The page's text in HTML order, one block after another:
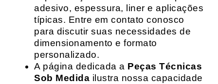
adesivo, espessura, liner e aplicações
típicas. Entre em contato conosco
para discutir suas necessidades de
dimensionamento e formato
personalizado.
A página dedicada a Peças Técnicas
Sob Medida ilustra nossa capacidade